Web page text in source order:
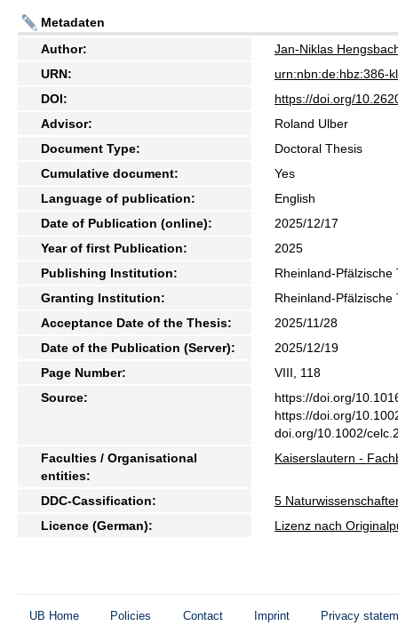
Metadaten
Author:
Jan-Niklas
URN:
urn:nbn:de:hbz:386-
DOI:
https://doi.org/
Advisor:
Roland Ulber
Document Type:
Doctoral Thesis
Cumulative document:
Yes
Language of publication:
English
Date of Publication (online):
2025/12/17
Year of first Publication:
2025
Publishing Institution:
Rheinland-
Granting Institution:
Rheinland-
Acceptance Date of the Thesis:
2025/11/28
Date of the Publication (Server):
2025/12/19
Page Number:
VIII, 118
Source:
https://doi.org/
https://doi.org/
doi.org/10.1002/
Faculties / Organisational
entities:
Kaiserslautern -
DDC-Cassification:
5
Licence (German):
Lizenz nach
UB Home Policies Contact Imprint Privacy